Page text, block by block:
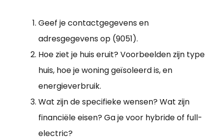
Geef je contactgegevens en
adresgegevens op (9051).
Hoe ziet je huis eruit? Voorbeelden zijn type
huis, hoe je woning geïsoleerd is, en
energieverbruik.
Wat zijn de specifieke wensen? Wat zijn
financiële eisen? Ga je voor hybride of full-
electric?